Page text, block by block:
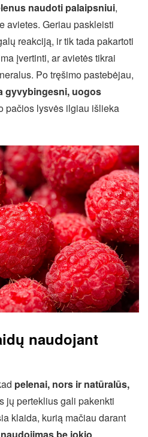
naudoti palaipsniui,
avietes. Geriau paskleisti
reakciją, ir tik tada pakartoti
įvertinti, ar avietės tikrai
Po tręšimo pastebėjau,
gyvybingesni, uogos
pačios lysvės ilgiau išlieka
naudojant
pelenai, nors ir natūralūs,
jų perteklius gali pakenkti
klaida, kurią mačiau darant